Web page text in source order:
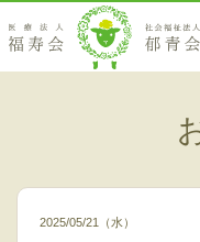
2025/05/21（水）